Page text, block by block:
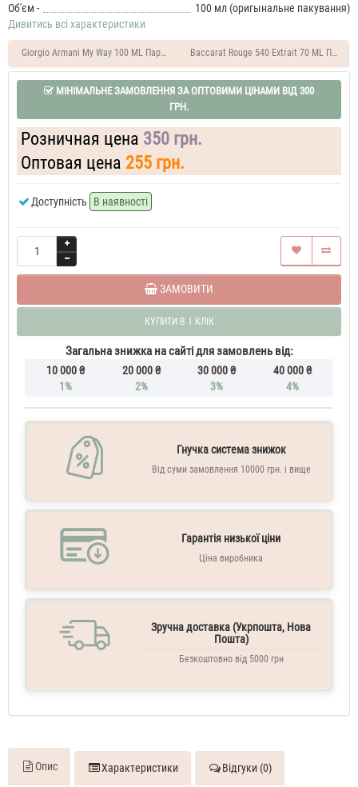
35
ML
Духи
Chanel
Chance
37
Туалетна
вода
Chanel
Eau
Tendre
Духи
50
Chance
Chanel
Eau
100
Об'єм -
100 мл (оригынальне пакування)
Дивитись всі характеристики
Giorgio Armani My Way 100 ML Парфумована вода жіночаBaccarat Rouge 540 Extrait 70 ML
МІНІМАЛЬНЕ ЗАМОВЛЕННЯ ЗА ОПТОВИМИ ЦІНАМИ ВІД 300
ГРН.
Розничная цена 350 грн.
Оптовая цена 255 грн.
Доступність В наявності
ЗАМОВИТИ
КУПИТИ В 1 КЛІК
Загальна знижка на сайті для замовлень від:
10 000 ₴
1%
20 000 ₴
2%
30 000 ₴
3%
40 000 ₴
4%
Гнучка система знижок
Від суми замовлення 10000 грн. і вище
Гарантія низької ціни
Ціна виробника
Зручна доставка (Укрпошта, Нова
Пошта)
Безкоштовно від 5000 грн
Опис Характеристики Відгуки (0)